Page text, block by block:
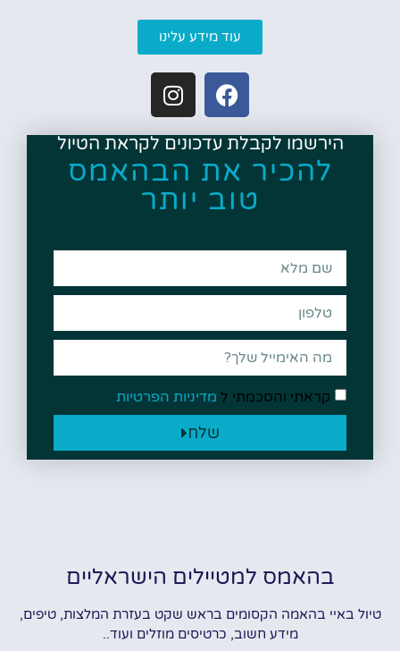
עוד מידע עלינו
הירשמו לקבלת עדכונים לקראת הטיול
להכיר את הבהאמס
טוב יותר
קראתי והסכמתי ל מדיניות הפרטיות
שלח
בהאמס למטיילים הישראליים
טיול באיי בהאמה הקסומים בראש שקט בעזרת המלצות, טיפים,
מידע חשוב, כרטיסים מוזלים ועוד..